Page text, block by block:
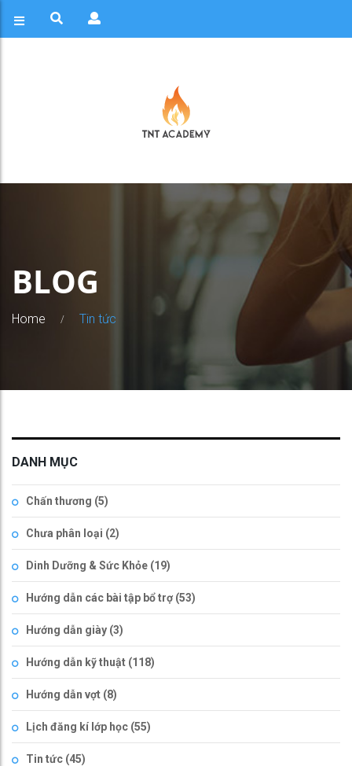
BLOG
Home Tin tức
DANH MỤC
Chấn thương (5)
Chưa phân loại (2)
Dinh Dưỡng & Sức Khỏe (19)
Hướng dẫn các bài tập bổ trợ (53)
Hướng dẫn giày (3)
Hướng dẫn kỹ thuật (118)
Hướng dẫn vợt (8)
Lịch đăng kí lớp học (55)
Tin tức (45)